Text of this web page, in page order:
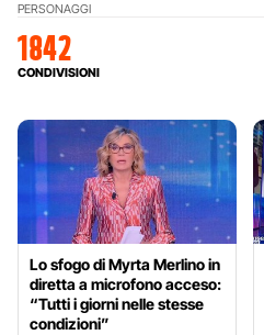
PERSONAGGI
1842
CONDIVISIONI
Lo sfogo di Myrta Merlino in
diretta a microfono acceso:
“Tutti i giorni nelle stesse
condizioni”